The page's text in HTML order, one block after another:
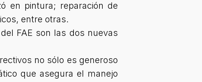
en pintura; reparación de
entre otras.
FAE son las dos nuevas
no sólo es generoso
que asegura el manejo